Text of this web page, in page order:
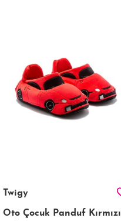
Twigy
Oto Çocuk Panduf Kırmızı